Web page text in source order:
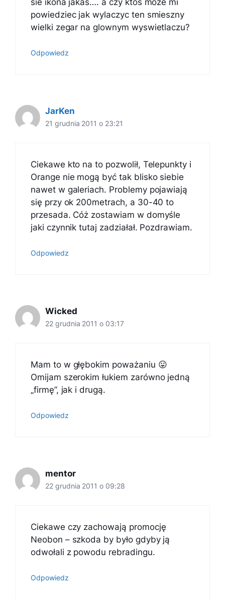
powiedziec jak wylaczyc ten smieszny
wielki zegar na glownym wyswietlaczu?
Odpowiedz
JarKen
21 grudnia 2011 o 23:21
Ciekawe kto na to pozwolił, Telepunkty i
Orange nie mogą być tak blisko siebie
nawet w galeriach. Problemy pojawiają
się przy ok 200metrach, a 30-40 to
przesada. Cóż zostawiam w domyśle
jaki czynnik tutaj zadziałał. Pozdrawiam.
Odpowiedz
Wicked
22 grudnia 2011 o 03:17
Mam to w głębokim poważaniu 😛
Omijam szerokim łukiem zarówno jedną
„firmę”, jak i drugą.
Odpowiedz
mentor
22 grudnia 2011 o 09:28
Ciekawe czy zachowają promocję
Neobon – szkoda by było gdyby ją
odwołali z powodu rebradingu.
Odpowiedz